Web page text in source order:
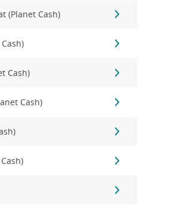
(Planet Cash)
Cash)
Cash)